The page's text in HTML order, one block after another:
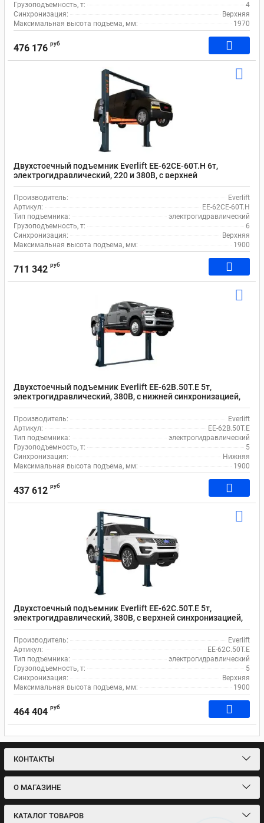
Грузоподъемность, т:
4
Синхронизация:
Верхняя
Максимальная высота подъема, мм:
1970
476 176 руб
Двухстоечный подъемник Everlift EE-62CE-60T.H 6т,
электрогидравлический, 220 и 380В, с верхней
синхронизацией, электрическим управлением стопорами
Производитель:
Everlift
Артикул:
EE-62CE-60T.H
Тип подъемника:
электрогидравлический
Грузоподъемность, т:
6
Синхронизация:
Верхняя
Максимальная высота подъема, мм:
1900
711 342 руб
Двухстоечный подъемник Everlift EE-62B.50T.E 5т,
электрогидравлический, 380В, с нижней синхронизацией,
электрическими предохранительными стопорами
Производитель:
Everlift
Артикул:
EE-62B.50T.E
Тип подъемника:
электрогидравлический
Грузоподъемность, т:
5
Синхронизация:
Нижняя
Максимальная высота подъема, мм:
1900
437 612 руб
Двухстоечный подъемник Everlift EE-62C.50T.E 5т,
электрогидравлический, 380В, с верхней синхронизацией,
электрическими стопорами, габаритной высотой 4451 мм
Производитель:
Everlift
Артикул:
EE-62C.50T.E
Тип подъемника:
электрогидравлический
Грузоподъемность, т:
5
Синхронизация:
Верхняя
Максимальная высота подъема, мм:
1900
464 404 руб
КОНТАКТЫ
О МАГАЗИНЕ
КАТАЛОГ ТОВАРОВ